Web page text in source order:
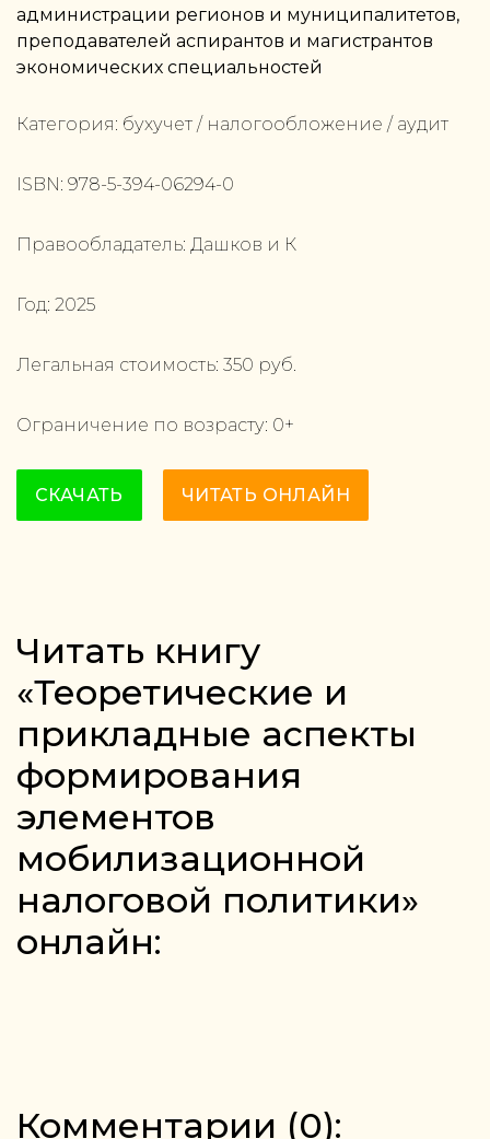
администрации регионов и муниципалитетов,
преподавателей аспирантов и магистрантов
экономических специальностей
Категория: бухучет / налогообложение / аудит
ISBN: 978-5-394-06294-0
Правообладатель: Дашков и К
Год: 2025
Легальная стоимость: 350 руб.
Ограничение по возрасту: 0+
СКАЧАТЬ ЧИТАТЬ ОНЛАЙН
Читать книгу
«Теоретические и
прикладные аспекты
формирования
элементов
мобилизационной
налоговой политики»
онлайн:
Комментарии (0):